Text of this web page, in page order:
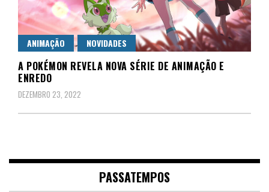
ANIMAÇÃO NOVIDADES
A POKÉMON REVELA NOVA SÉRIE DE ANIMAÇÃO E
ENREDO
DEZEMBRO 23, 2022
PASSATEMPOS